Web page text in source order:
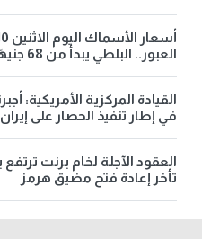
العبور.. البلطي يبدأ من 68 جنيهًا
في إطار تنفيذ الحصار على إيران
تأخر إعادة فتح مضيق هرمز